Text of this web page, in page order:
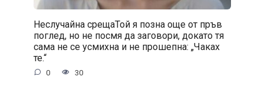
Неслучайна срещаТой я позна още от пръв
поглед, но не посмя да заговори, докато тя
сама не се усмихна и не прошепна: „Чаках
те.“
0 30